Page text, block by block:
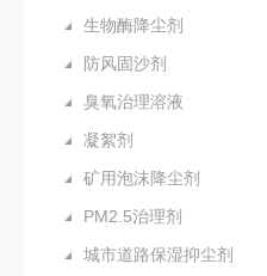
生物酶降尘剂
防风固沙剂
臭氧治理溶液
凝絮剂
矿用泡沫降尘剂
PM2.5治理剂
城市道路保湿抑尘剂